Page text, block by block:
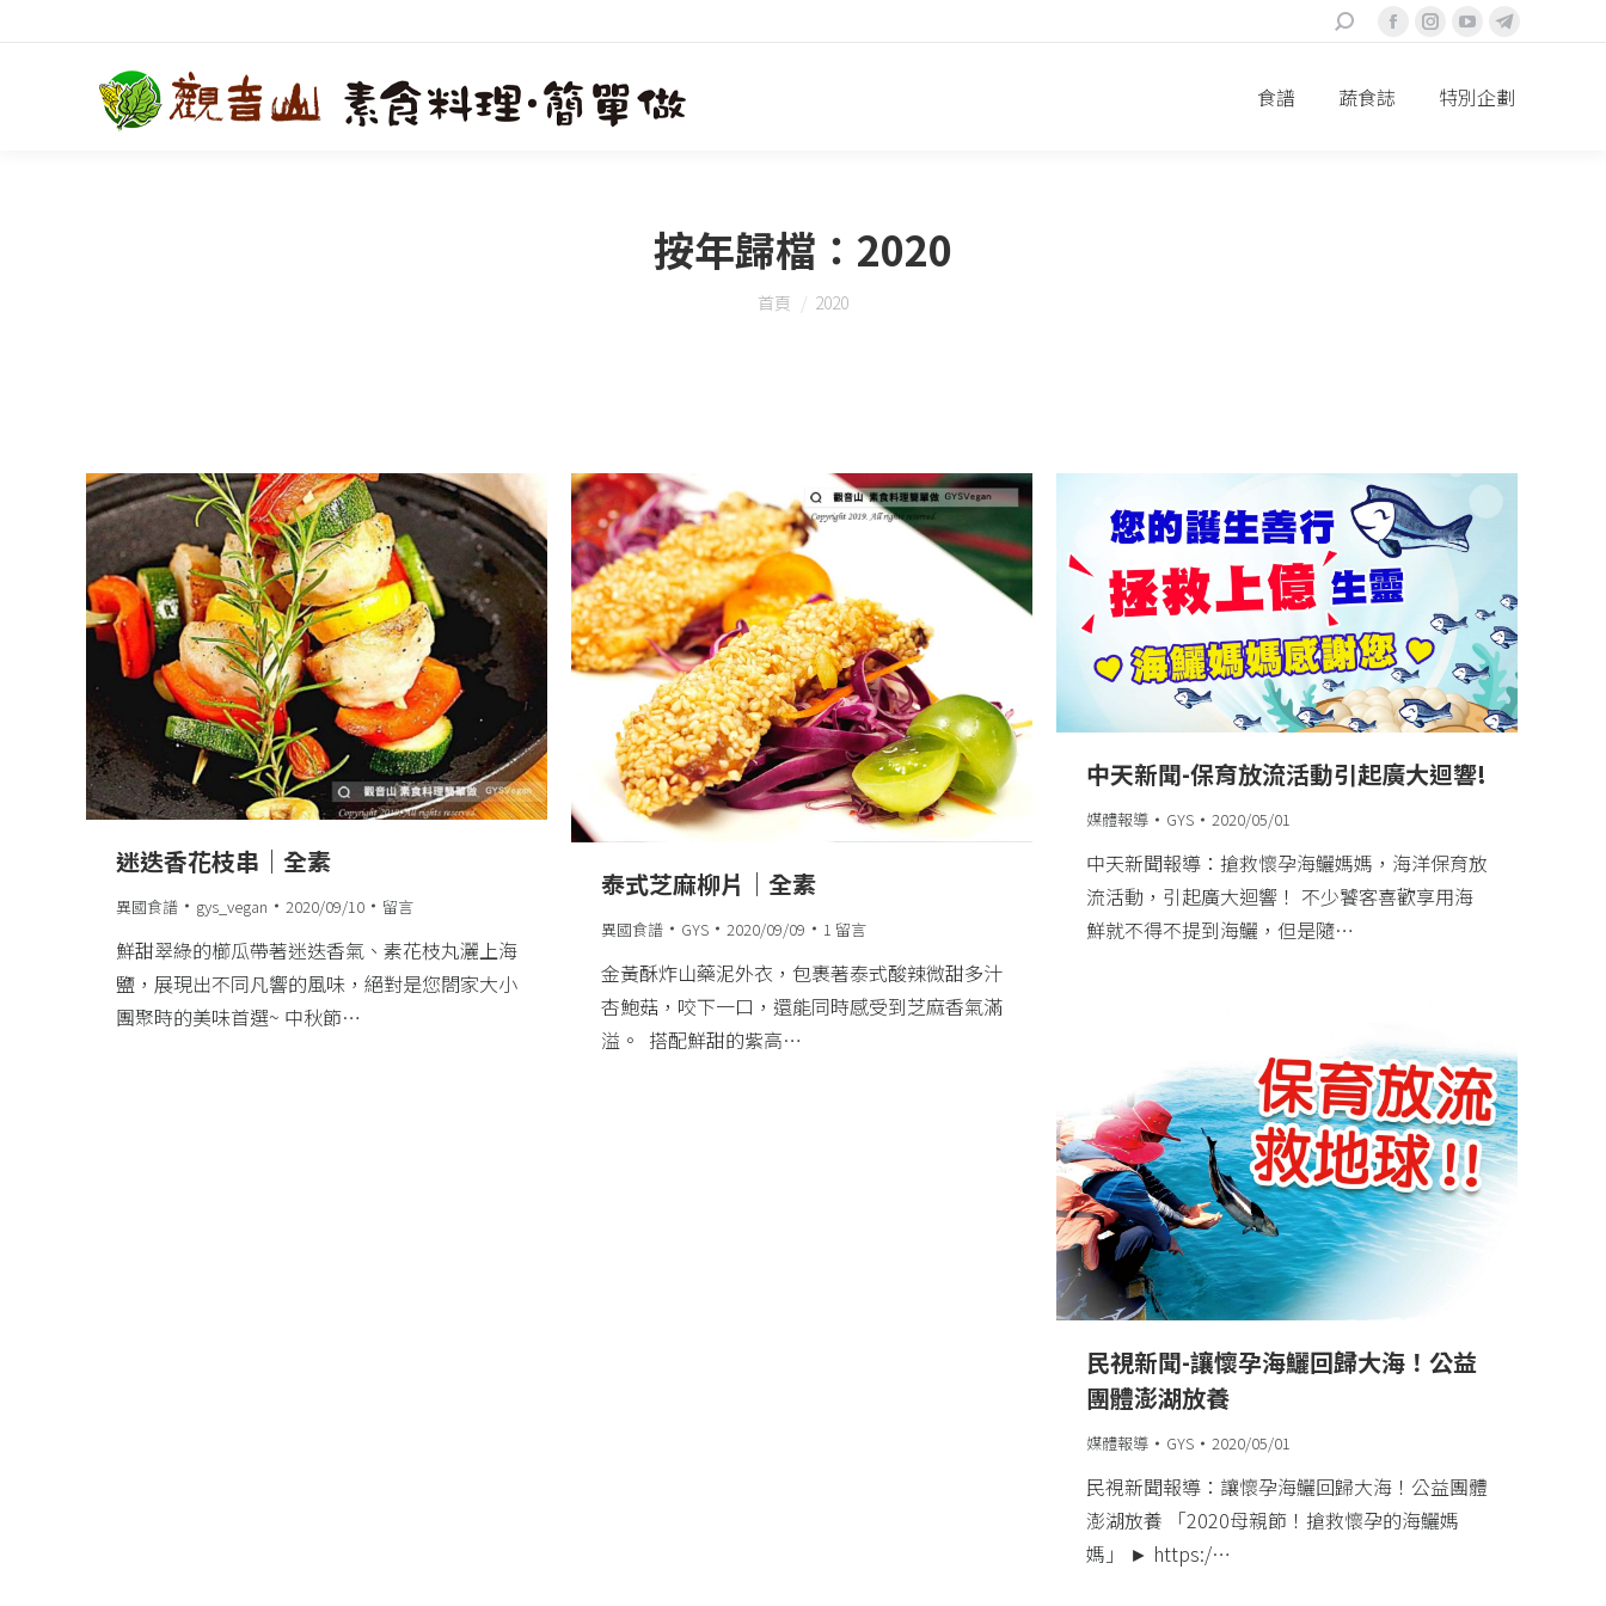
搜
Facebook
opens
Instagram
opens
YouTube
opens
Telegram
opens
食譜 蔬食誌 特別企劃
按年歸檔： 2020
您在這裡：
首頁 2020
迷迭香花枝串｜全素
異國食譜 gys_vegan 2020/09/10 留言
鮮甜翠綠的櫛瓜帶著迷迭香氣、素花枝丸灑上海
鹽，展現出不同凡響的風味，絕對是您閤家大小
團聚時的美味首選~ 中秋節…
泰式芝麻柳片｜全素
異國食譜 GYS 2020/09/09 1 留言
金黃酥炸山藥泥外衣，包裹著泰式酸辣微甜多汁
杏鮑菇，咬下一口，還能同時感受到芝麻香氣滿
溢。​ ​ 搭配鮮甜的紫高…
中天新聞-保育放流活動引起廣大迴響!
媒體報導 GYS 2020/05/01
中天新聞報導：搶救懷孕海鱺媽媽，海洋保育放
流活動，引起廣大迴響！ 不少饕客喜歡享用海
鮮就不得不提到海鱺，但是隨…
民視新聞-讓懷孕海鱺回歸大海！公益
團體澎湖放養
媒體報導 GYS 2020/05/01
民視新聞報導：讓懷孕海鱺回歸大海！公益團體
澎湖放養 「2020母親節！搶救懷孕的海鱺媽
媽」 ► https:/…